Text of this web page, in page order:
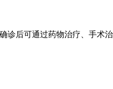
诊后可通过药物治疗、手术